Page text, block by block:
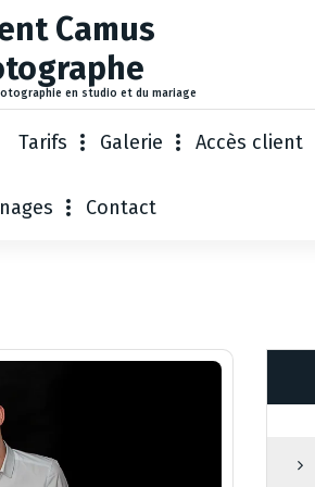
Camus
en studio et du mariage
Tarifs Galerie Accès client
Contact